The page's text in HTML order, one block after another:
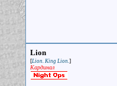
Lion
[Lion. King Lion.]
Кардинал